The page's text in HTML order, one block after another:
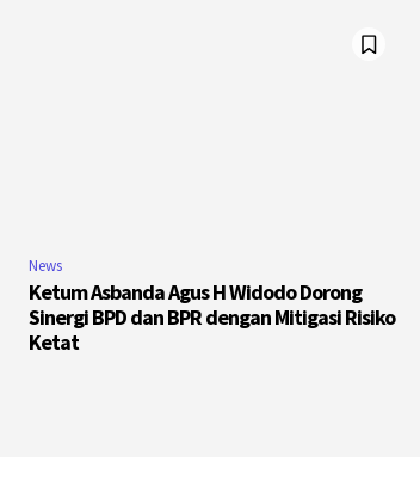
News
Ketum Asbanda Agus H Widodo Dorong
Sinergi BPD dan BPR dengan Mitigasi Risiko
Ketat